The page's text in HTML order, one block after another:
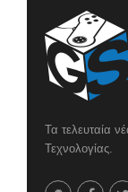
Τα τελευταία
Τεχνολογίας.